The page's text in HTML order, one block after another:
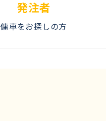
発注者
傭車をお探しの方